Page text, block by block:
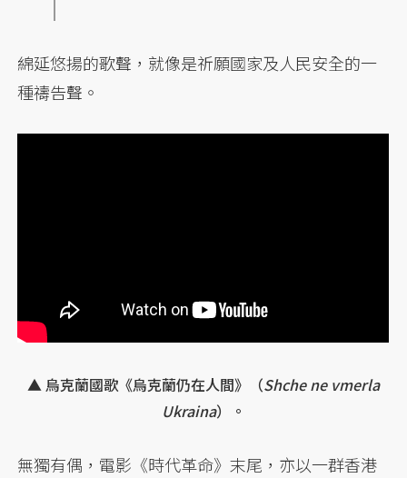
綿延悠揚的歌聲，就像是祈願國家及人民安全的一
種禱告聲。
▲ 烏克蘭國歌《烏克蘭仍在人間》（Shche ne vmerla
Ukraina）。
無獨有偶，電影《時代革命》末尾，亦以一群香港